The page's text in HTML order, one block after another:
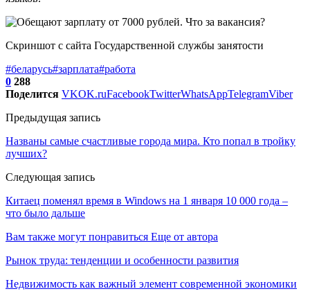
Скриншот с сайта Государственной службы занятости
#беларусь#зарплата#работа
0 288
Поделится VKOK.ruFacebookTwitterWhatsAppTelegramViber
Предыдущая запись
Названы самые счастливые города мира. Кто попал в тройку
лучших?
Следующая запись
Китаец поменял время в Windows на 1 января 10 000 года –
что было дальше
Вам также могут понравиться Еще от автора
Рынок труда: тенденции и особенности развития
Недвижимость как важный элемент современной экономики